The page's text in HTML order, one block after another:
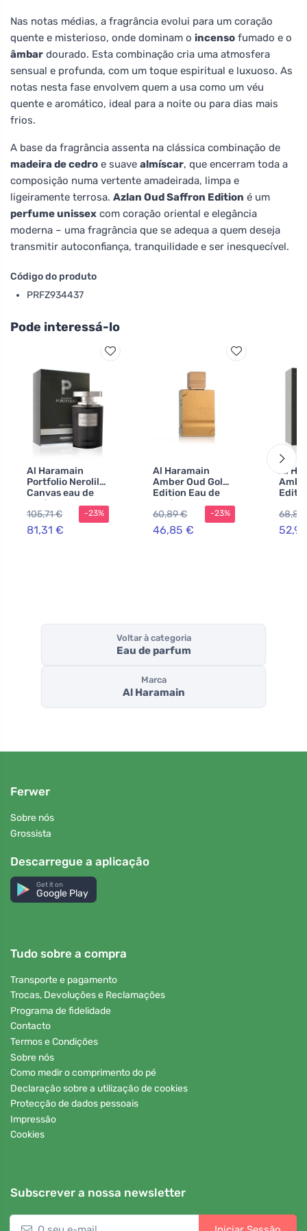
Nas notas médias, a fragrância evolui para um coração
quente e misterioso, onde dominam o incenso fumado e o
âmbar dourado. Esta combinação cria uma atmosfera
sensual e profunda, com um toque espiritual e luxuoso. As
notas nesta fase envolvem quem a usa como um véu
quente e aromático, ideal para a noite ou para dias mais
frios.
A base da fragrância assenta na clássica combinação de
madeira de cedro e suave almíscar, que encerram toda a
composição numa vertente amadeirada, limpa e
ligeiramente terrosa. Azlan Oud Saffron Edition é um
perfume unissex com coração oriental e elegância
moderna – uma fragrância que se adequa a quem deseja
transmitir autoconfiança, tranquilidade e ser inesquecível.
Código do produto
PRFZ934437
Pode interessá-lo
Al Haramain
Portfolio Nerolil
Canvas eau de
parfum unissex
75 ml
105,71 €
81,31 €
-23%
Al Haramain
Amber Oud Gold
Edition Eau de
Parfum unissexo
60,89 €
46,85 €
-23%
Al
120
68,82
Voltar à categoria
Eau de parfum
Marca
Al Haramain
Ferwer
Sobre nós
Grossista
Descarregue a aplicação
Get it on
Google Play
Tudo sobre a compra
Transporte e pagamento
Trocas, Devoluções e Reclamações
Programa de fidelidade
Contacto
Termos e Condições
Sobre nós
Como medir o comprimento do pé
Declaração sobre a utilização de cookies
Protecção de dados pessoais
Impressão
Cookies
Subscrever a nossa newsletter